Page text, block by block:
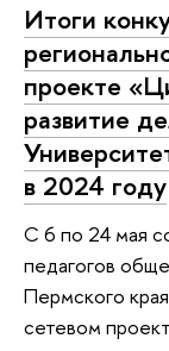
Итоги
проекте
развитие
в 2024 году
С 6 по 24 мая
педагогов
Пермского
сетевом